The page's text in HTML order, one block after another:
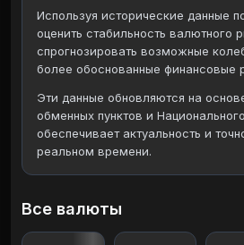
Используя исторические данные
оценить стабильность валютного
спрогнозировать возможные
более обоснованные финансовые
Эти данные обновляются на
обменных пунктов и
обеспечивает актуальность и
реальном времени.
Все валюты